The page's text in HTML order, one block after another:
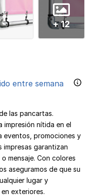
+ 12
entre semana
las pancartas.
impresión nítida en el
eventos, promociones y
impresas garantizan
mensaje. Con colores
aseguramos de que su
lugar y
exteriores.